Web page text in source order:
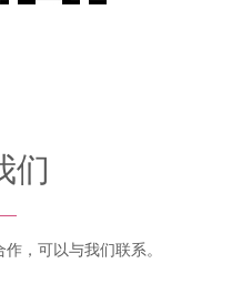
们
，可以与我们联系。